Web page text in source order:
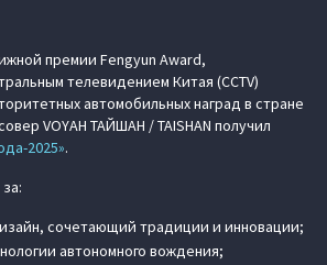
премии Fengyun Award,
телевидением Китая (CCTV)
автомобильных наград в стране
VOYAH ТАЙШАН / TAISHAN получил
2025».
сочетающий традиции и инновации;
автономного вождения;